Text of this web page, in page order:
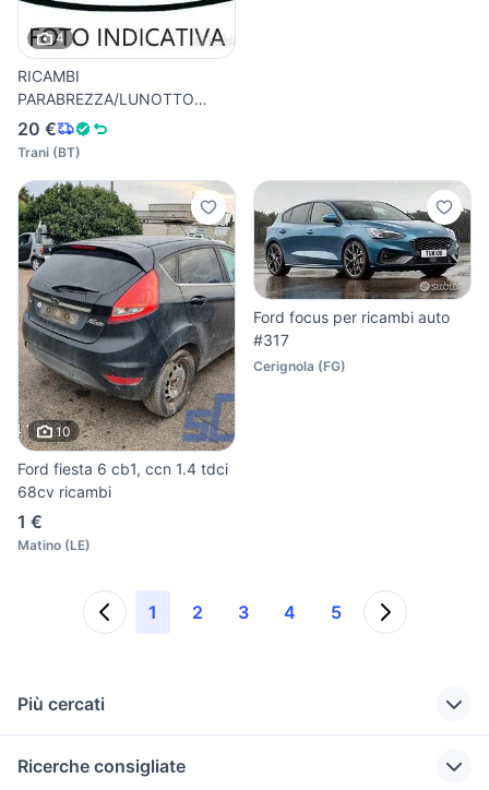
4
RICAMBI
PARABREZZA/LUNOTTO
FORD
20 €
Trani (BT)
10
Ford fiesta 6 cb1, ccn 1.4 tdci
68cv ricambi
1 €
Matino (LE)
Ford focus per ricambi auto
#317
Cerignola (FG)
1 2 3 4 5
Più cercati
Ricerche consigliate